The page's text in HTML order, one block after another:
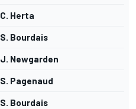
C. Herta
S. Bourdais
J. Newgarden
S. Pagenaud
S. Bourdais